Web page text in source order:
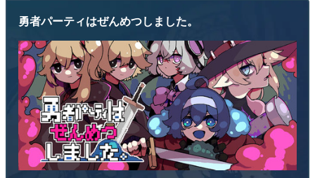
勇者パーティはぜんめつしました。